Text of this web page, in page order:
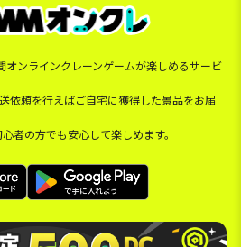
オンラインクレーンゲームが楽しめるサービ
依頼を行えばご自宅に獲得した景品をお届
者の方でも安心して楽しめます。